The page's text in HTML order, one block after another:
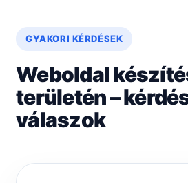
GYAKORI KÉRDÉSEK
Weboldal
területén –
válaszok